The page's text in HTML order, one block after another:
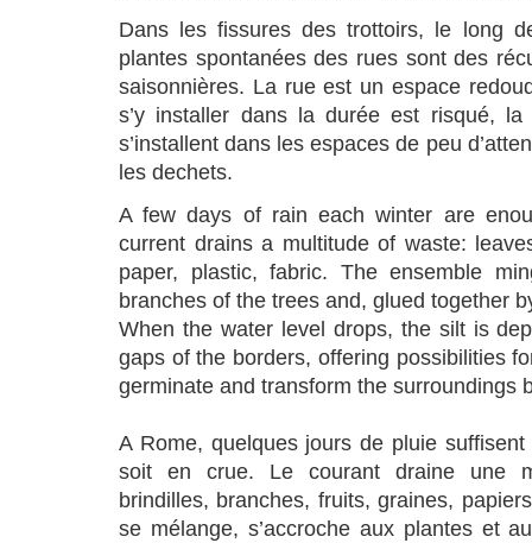
Dans les fissures des trottoirs, le long
plantes spontanées des rues sont des
saisonnières. La rue est un espace
s’y installer dans la durée est risqué,
s’installent dans les espaces de peu
les dechets.
A few days of rain each winter are
current drains a multitude of waste:
paper, plastic, fabric. The ensemble
branches of the trees and, glued together
When the water level drops, the silt is
gaps of the borders, offering possibilities
germinate and transform the surroundings
A Rome, quelques jours de pluie
soit en crue. Le courant draine une
brindilles, branches, fruits, graines,
se mélange, s’accroche aux plantes et